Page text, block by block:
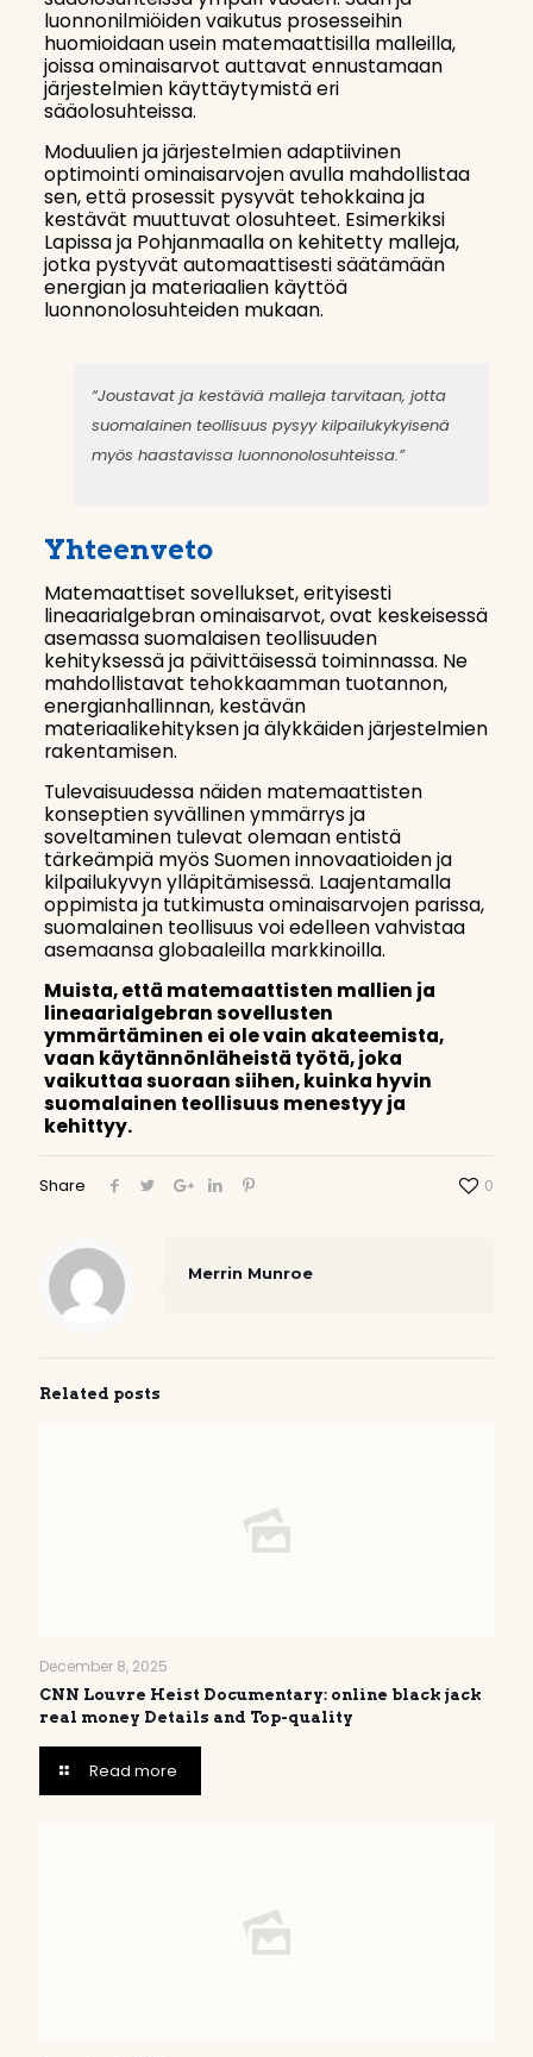
luonnonilmiöiden vaikutus prosesseihin
huomioidaan usein matemaattisilla malleilla,
joissa ominaisarvot auttavat ennustamaan
järjestelmien käyttäytymistä eri
sääolosuhteissa.
Moduulien ja järjestelmien adaptiivinen
optimointi ominaisarvojen avulla mahdollistaa
sen, että prosessit pysyvät tehokkaina ja
kestävät muuttuvat olosuhteet. Esimerkiksi
Lapissa ja Pohjanmaalla on kehitetty malleja,
jotka pystyvät automaattisesti säätämään
energian ja materiaalien käyttöä
luonnonolosuhteiden mukaan.
“Joustavat ja kestäviä malleja tarvitaan, jotta
suomalainen teollisuus pysyy kilpailukykyisenä
myös haastavissa luonnonolosuhteissa.”
Yhteenveto
Matemaattiset sovellukset, erityisesti
lineaarialgebran ominaisarvot, ovat keskeisessä
asemassa suomalaisen teollisuuden
kehityksessä ja päivittäisessä toiminnassa. Ne
mahdollistavat tehokkaamman tuotannon,
energianhallinnan, kestävän
materiaalikehityksen ja älykkäiden järjestelmien
rakentamisen.
Tulevaisuudessa näiden matemaattisten
konseptien syvällinen ymmärrys ja
soveltaminen tulevat olemaan entistä
tärkeämpiä myös Suomen innovaatioiden ja
kilpailukyvyn ylläpitämisessä. Laajentamalla
oppimista ja tutkimusta ominaisarvojen parissa,
suomalainen teollisuus voi edelleen vahvistaa
asemaansa globaaleilla markkinoilla.
Muista, että matemaattisten mallien ja
lineaarialgebran sovellusten
ymmärtäminen ei ole vain akateemista,
vaan käytännönläheistä työtä, joka
vaikuttaa suoraan siihen, kuinka hyvin
suomalainen teollisuus menestyy ja
kehittyy.
Share 0
Merrin Munroe
Related posts
December 8, 2025
CNN Louvre Heist Documentary: online black jack
real money Details and Top-quality
Read more